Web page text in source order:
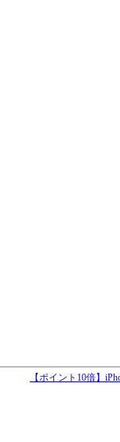
【ポイント10倍】